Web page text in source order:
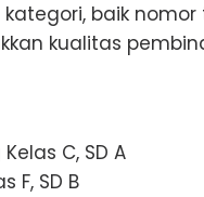
baik
kualitas
C, SD A
F, SD B